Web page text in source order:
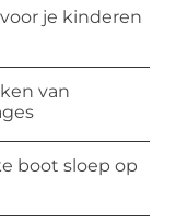
je kinderen
van
boot sloep op